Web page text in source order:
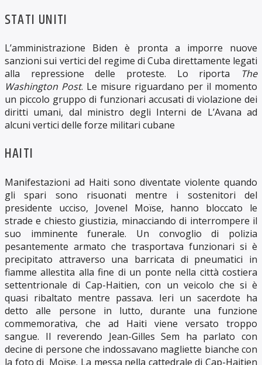
STATI UNITI
L’amministrazione Biden è pronta a imporre nuove
sanzioni sui vertici del regime di Cuba direttamente legati
alla repressione delle proteste. Lo riporta The
Washington Post. Le misure riguardano per il momento
un piccolo gruppo di funzionari accusati di violazione dei
diritti umani, dal ministro degli Interni de L’Avana ad
alcuni vertici delle forze militari cubane
HAITI
Manifestazioni ad Haiti sono diventate violente quando
gli spari sono risuonati mentre i sostenitori del
presidente ucciso, Jovenel Moïse, hanno bloccato le
strade e chiesto giustizia, minacciando di interrompere il
suo imminente funerale. Un convoglio di polizia
pesantemente armato che trasportava funzionari si è
precipitato attraverso una barricata di pneumatici in
fiamme allestita alla fine di un ponte nella città costiera
settentrionale di Cap-Haitien, con un veicolo che si è
quasi ribaltato mentre passava. Ieri un sacerdote ha
detto alle persone in lutto, durante una funzione
commemorativa, che ad Haiti viene versato troppo
sangue. Il reverendo Jean-Gilles Sem ha parlato con
decine di persone che indossavano magliette bianche con
la foto di Moïse. La messa nella cattedrale di Cap-Haitien